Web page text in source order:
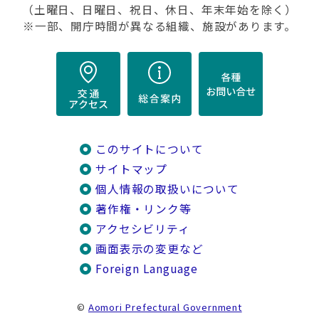
（土曜日、日曜日、祝日、休日、年末年始を除く）
※一部、開庁時間が異なる組織、施設があります。
このサイトについて
サイトマップ
個人情報の取扱いについて
著作権・リンク等
アクセシビリティ
画面表示の変更など
Foreign Language
© Aomori Prefectural Government